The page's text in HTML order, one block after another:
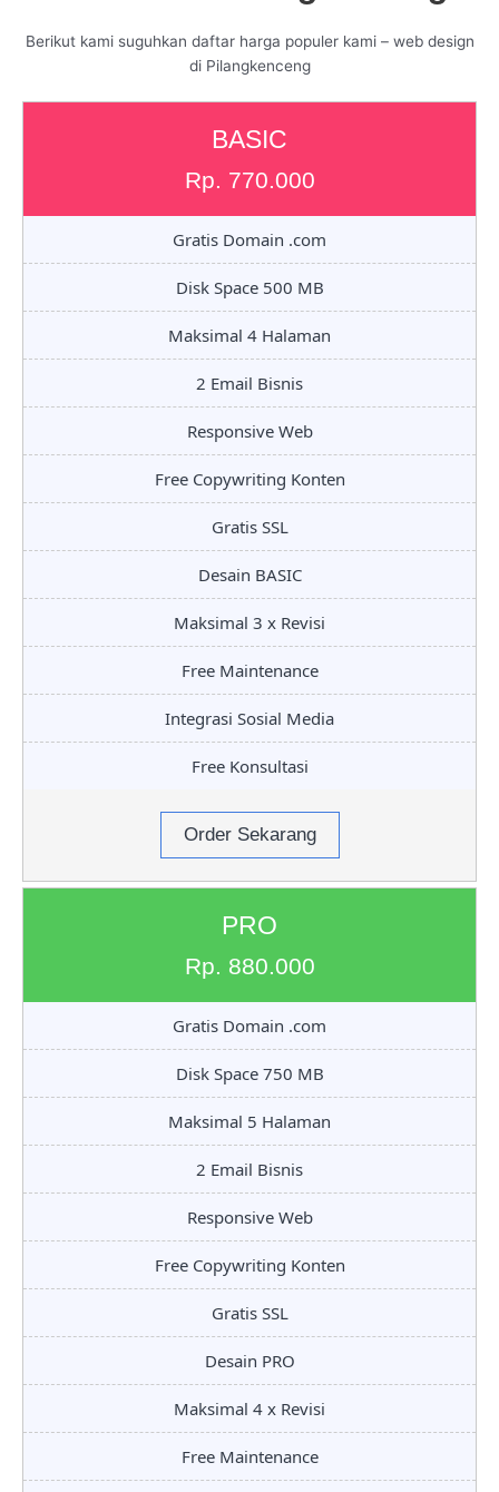
Berikut kami suguhkan daftar harga populer kami – web design
di Pilangkenceng
BASIC
Rp. 770.000
Gratis Domain .com
Disk Space 500 MB
Maksimal 4 Halaman
2 Email Bisnis
Responsive Web
Free Copywriting Konten
Gratis SSL
Desain BASIC
Maksimal 3 x Revisi
Free Maintenance
Integrasi Sosial Media
Free Konsultasi
Order Sekarang
PRO
Rp. 880.000
Gratis Domain .com
Disk Space 750 MB
Maksimal 5 Halaman
2 Email Bisnis
Responsive Web
Free Copywriting Konten
Gratis SSL
Desain PRO
Maksimal 4 x Revisi
Free Maintenance